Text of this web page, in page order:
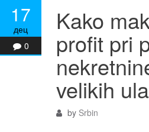
17
дец
0
Kako
profit pri
velikih
by Srbin